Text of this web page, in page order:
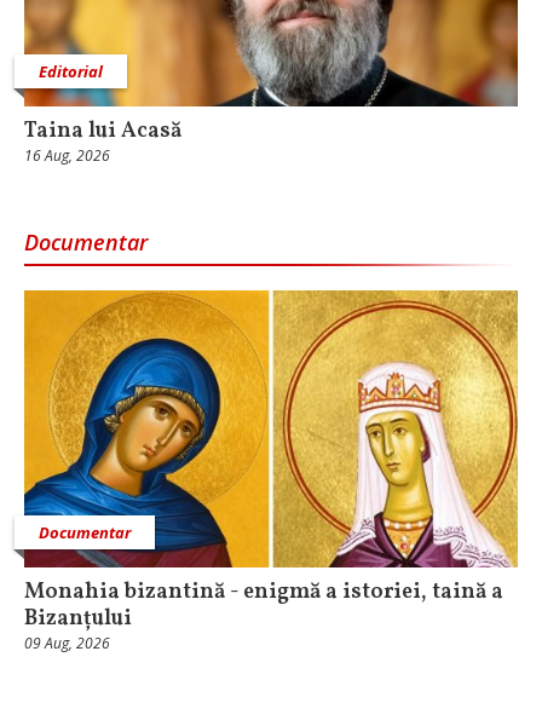
Editorial
Taina lui Acasă
16 Aug, 2026
Documentar
Documentar
Monahia bizantină - enigmă a istoriei, taină a
Bizanțului
09 Aug, 2026